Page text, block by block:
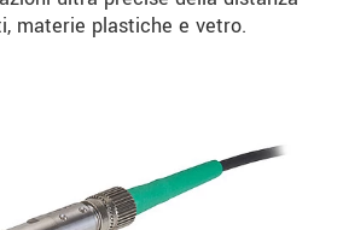
materie plastiche e vetro.